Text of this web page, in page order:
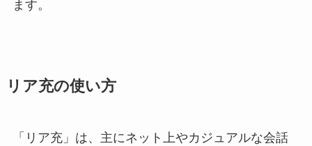
ます。
リア充の使い方
「リア充」は、主にネット上やカジュアルな会話